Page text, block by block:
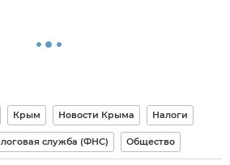
Крым Новости Крыма Налоги
служба (ФНС) Общество